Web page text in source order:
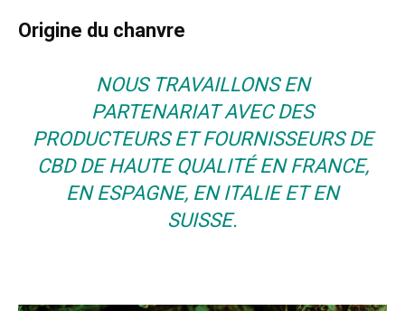
Origine du chanvre
NOUS TRAVAILLONS EN
PARTENARIAT AVEC DES
PRODUCTEURS ET FOURNISSEURS DE
CBD DE HAUTE QUALITÉ EN FRANCE,
EN ESPAGNE, EN ITALIE ET EN
SUISSE.